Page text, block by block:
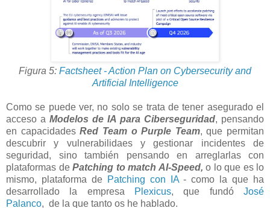
Figura 5: Factsheet - Action Plan on Cybersecurity and
Artificial Intelligence
Como se puede ver, no solo se trata de tener asegurado el
acceso a Modelos de IA para Ciberseguridad, pensando
en capacidadesRed Team o Purple Team, que permitan
descubrir y vulnerabilidaes y gestionar incidentes de
seguridad, sino también pensando en arreglarlas con
plataformas de Patching to match AI-Speed, o lo que es lo
mismo, plataforma de Patching con IA- como la que ha
desarrollado la empresa
Plexicus, que fundó José
Palanco, de la que tanto os he hablado.